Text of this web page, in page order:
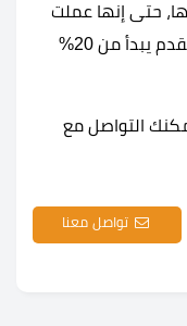
حتى إنها عملت
على تعدد أنظمة الشراء والتقسيط بمقدم يبدأ من 20%
التواصل مع
تواصل معنا